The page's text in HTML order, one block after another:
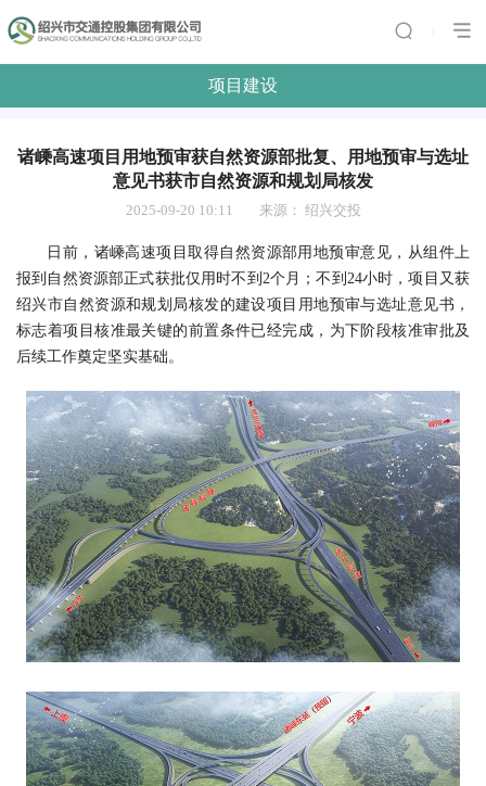
项目建设
诸嵊高速项目用地预审获自然资源部批复、用地预审与选址
意见书获市自然资源和规划局核发
2025-09-20 10:11 来源： 绍兴交投
日前，诸嵊高速项目取得自然资源部用地预审意见，从组件上
报到自然资源部正式获批仅用时不到2个月；不到24小时，项目又获
绍兴市自然资源和规划局核发的建设项目用地预审与选址意见书，
标志着项目核准最关键的前置条件已经完成，为下阶段核准审批及
后续工作奠定坚实基础。